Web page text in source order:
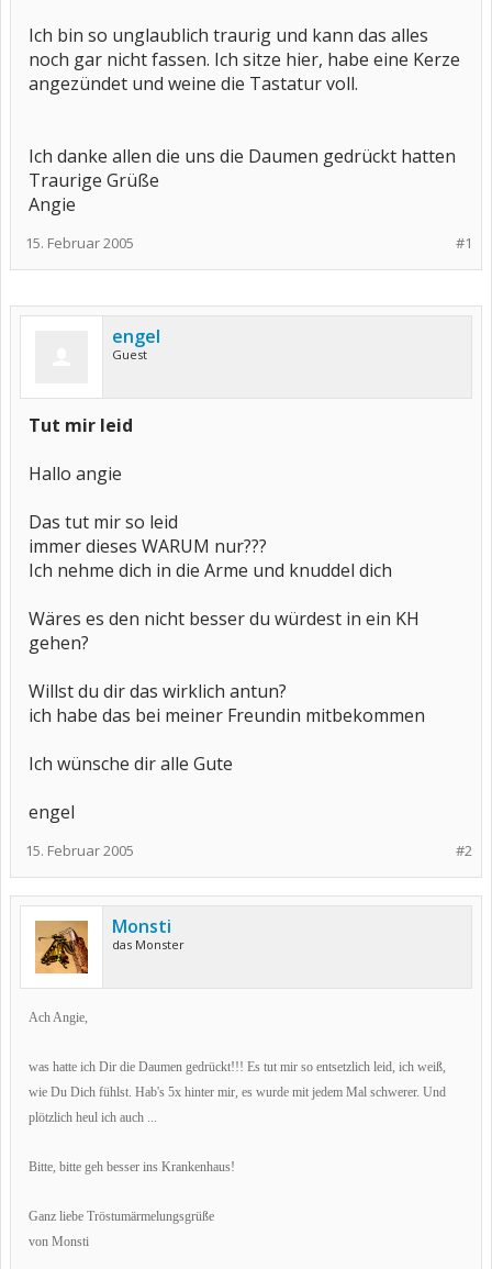
Ich bin so unglaublich traurig und kann das alles
noch gar nicht fassen. Ich sitze hier, habe eine Kerze
angezündet und weine die Tastatur voll.
Ich danke allen die uns die Daumen gedrückt hatten
Traurige Grüße
Angie
#1
15. Februar 2005
engel
Guest
Tut mir leid
Hallo angie
Das tut mir so leid
immer dieses WARUM nur???
Ich nehme dich in die Arme und knuddel dich
Wäres es den nicht besser du würdest in ein KH
gehen?
Willst du dir das wirklich antun?
ich habe das bei meiner Freundin mitbekommen
Ich wünsche dir alle Gute
engel
#2
15. Februar 2005
Monsti
das Monster
Ach Angie,
was hatte ich Dir die Daumen gedrückt!!! Es tut mir so entsetzlich leid, ich weiß,
wie Du Dich fühlst. Hab's 5x hinter mir, es wurde mit jedem Mal schwerer. Und
plötzlich heul ich auch ...
Bitte, bitte geh besser ins Krankenhaus!
Ganz liebe Tröstumärmelungsgrüße
von Monsti